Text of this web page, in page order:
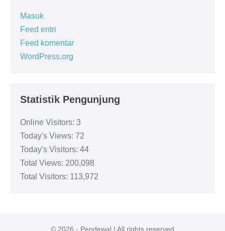
Masuk
Feed entri
Feed komentar
WordPress.org
Statistik Pengunjung
Online Visitors: 3
Today's Views: 72
Today's Visitors: 44
Total Views: 200,098
Total Visitors: 113,972
© 2026 - Pendewal | All rights reserved